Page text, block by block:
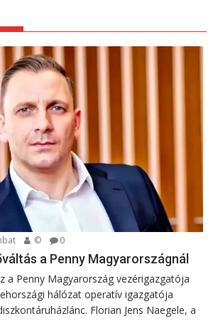
© 0
a Penny Magyarországnál
a Penny Magyarország vezérigazgatója
hálózat operatív igazgatója
Florian Jens Naegele, a